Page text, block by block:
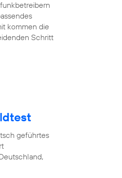
kommen die
Schritt
geführtes